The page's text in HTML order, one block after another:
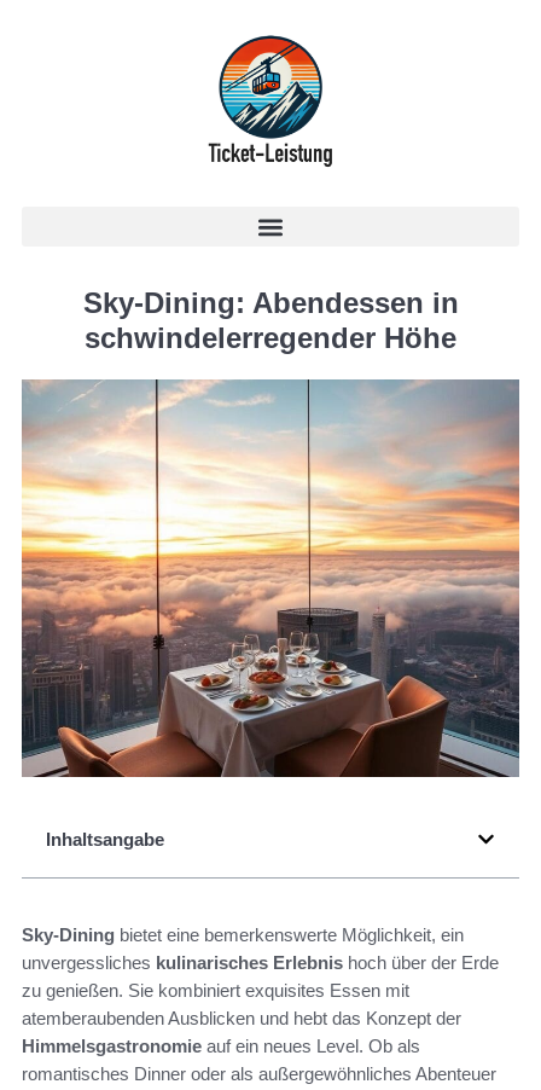
Sky-Dining: Abendessen in
schwindelerregender Höhe
Inhaltsangabe
Sky-Dining bietet eine bemerkenswerte Möglichkeit, ein
unvergessliches kulinarisches Erlebnis hoch über der Erde
zu genießen. Sie kombiniert exquisites Essen mit
atemberaubenden Ausblicken und hebt das Konzept der
Himmelsgastronomie auf ein neues Level. Ob als
romantisches Dinner oder als außergewöhnliches Abenteuer